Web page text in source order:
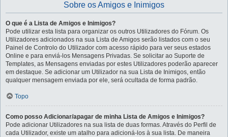
Sobre os Amigos e Inimigos
O que é a Lista de Amigos e Inimigos?
Pode utilizar esta lista para organizar os outros Utilizadores do Fórum. Os
Utilizadores adicionados na sua Lista de Amigos serão listados com o seu
Painel de Controlo do Utilizador com acesso rápido para ver seus estados
Online e para enviá-los Mensagens Privadas. Se solicitar ao Suporte de
Templates, as Mensagens enviadas por estes Utilizadores poderão aparecer
em destaque. Se adicionar um Utilizador na sua Lista de Inimigos, então
qualquer mensagem enviada por ele, será ocultada de forma padrão.
Topo
Como posso Adicionar/apagar de minha Lista de Amigos e Inimigos?
Pode adicionar Utilizadores na sua lista de duas formas. Através do Perfil de
cada Utilizador, existe um atalho para adicioná-los à sua lista. De maneira